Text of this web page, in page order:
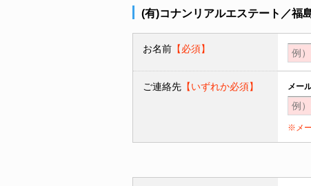
(有)コナンリアルエステート／福
お名前 【必須】
ご連絡先 【いずれか必須】 メー
※メ